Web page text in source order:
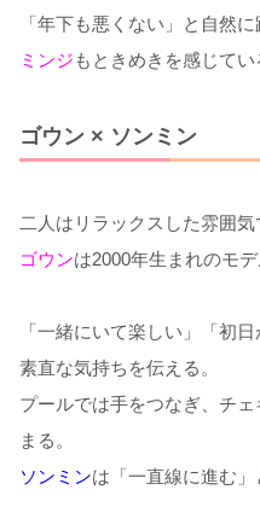
「年下も悪くない」と自然
ミンジ もときめきを感じてい
ゴウン × ソンミン
二人はリラックスした雰囲気
ゴウンは2000年生まれのモ
「一緒にいて楽しい」「初
素直な気持ちを伝える。
プールでは手をつなぎ、チ
まる。
ソンミンは「一直線に進む」